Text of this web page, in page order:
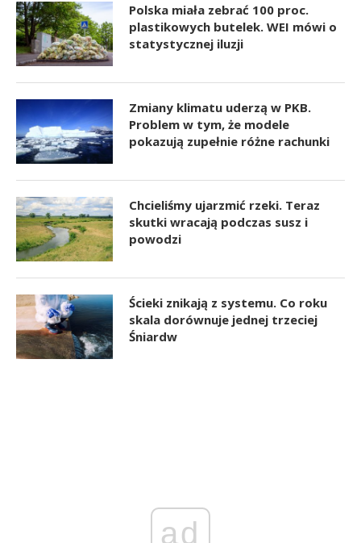
Polska miała zebrać 100 proc.
plastikowych butelek. WEI mówi o
statystycznej iluzji
Zmiany klimatu uderzą w PKB.
Problem w tym, że modele
pokazują zupełnie różne rachunki
Chcieliśmy ujarzmić rzeki. Teraz
skutki wracają podczas susz i
powodzi
Ścieki znikają z systemu. Co roku
skala dorównuje jednej trzeciej
Śniardw
ad